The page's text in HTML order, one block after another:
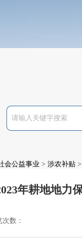
会公益事业 > 涉农补贴 >
年耕地地力
数：